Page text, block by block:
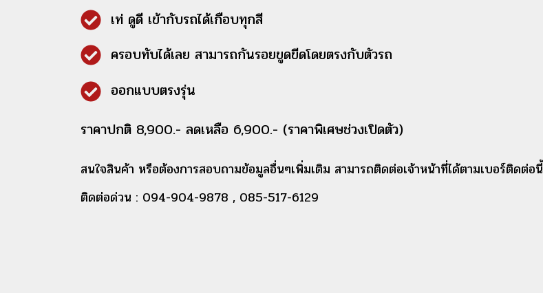
เท่ ดูดี เข้ากับรถได้เกือบทุกสี
ครอบทับได้เลย สามารถกันรอยขูดขีดโดยตรงกับตัวรถ
ออกแบบตรงรุ่น
ราคาปกติ 8,900.- ลดเหลือ 6,900.- (ราคาพิเศษช่วงเปิดตัว)
สนใจสินค้า หรือต้องการสอบถามข้อมูลอื่นๆเพิ่มเติม สามารถติดต่อเจ้าหน้าที่ได้ตามเบอร์ติดต่อนี้
ติดต่อด่วน : 094-904-9878 , 085-517-6129